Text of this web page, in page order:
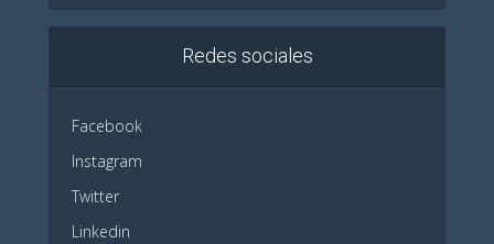
Redes sociales
Facebook
Instagram
Twitter
Linkedin